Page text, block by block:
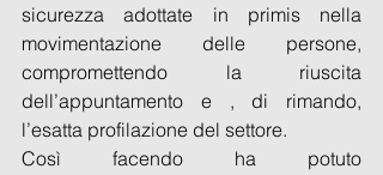
sicurezza adottate in primis nella
movimentazione delle persone,
compromettendo la riuscita
dell’appuntamento e , di rimando,
l’esatta profilazione del settore.
Così facendo ha potuto